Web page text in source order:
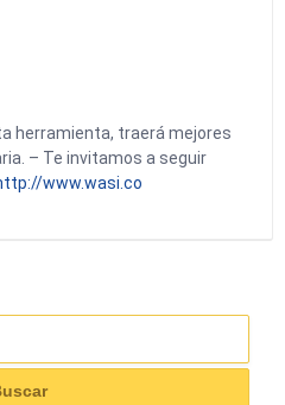
herramienta, traerá mejores
– Te invitamos a seguir
www.wasi.co